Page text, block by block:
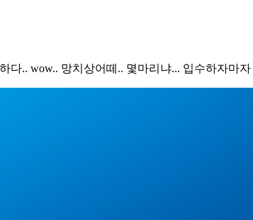
.. wow.. 망치상어떼.. 몇마리냐... 입수하자마